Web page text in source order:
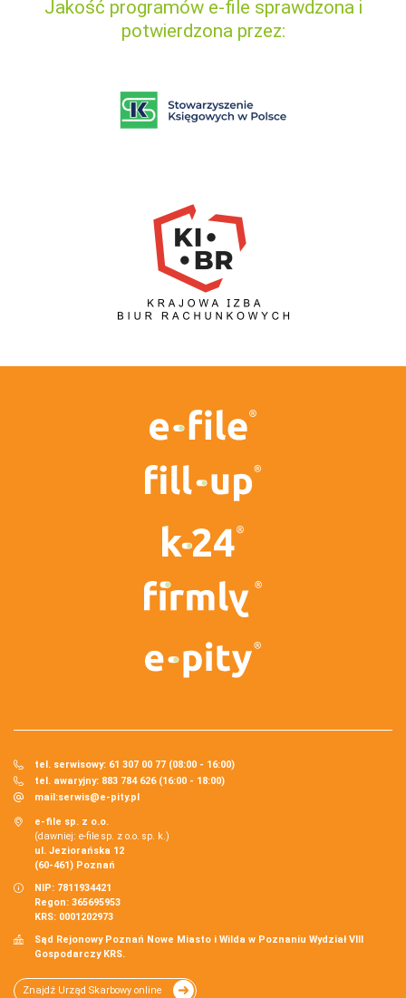
Jakość programów e-file sprawdzona i
potwierdzona przez:
tel. serwisowy: 61 307 00 77 (08:00 - 16:00)
tel. awaryjny: 883 784 626 (16:00 - 18:00)
mail:serwis@e-pity.pl
e-file sp. z o.o.
(dawniej: e-file sp. z o.o. sp. k.)
ul. Jeziorańska 12
(60-461) Poznań
NIP: 7811934421
Regon: 365695953
KRS: 0001202973
Sąd Rejonowy Poznań Nowe Miasto i Wilda w Poznaniu Wydział VIII
Gospodarczy KRS.
Znajdź Urząd Skarbowy online